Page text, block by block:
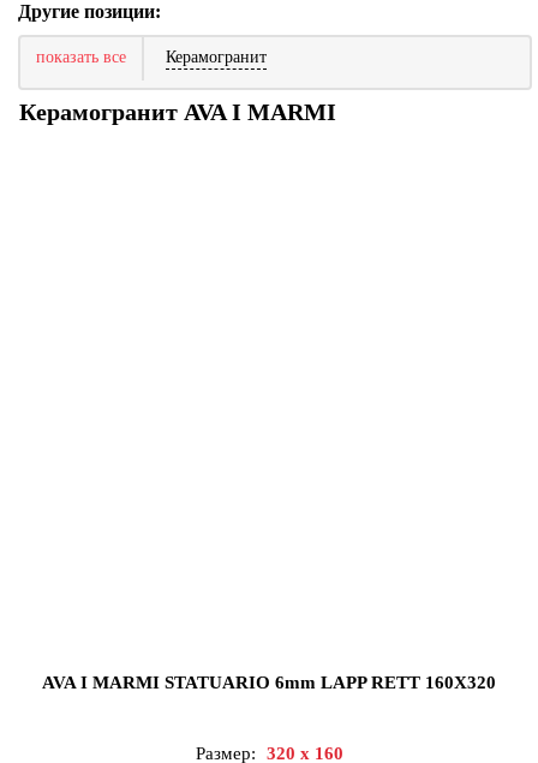
Другие позиции:
показать все Керамогранит
Керамогранит AVA I MARMI
AVA I MARMI STATUARIO 6mm LAPP RETT 160X320
Размер:
320 x 160